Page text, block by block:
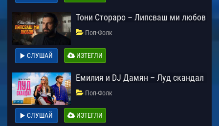
Тони Стораро – Липсваш ми любов
Поп-Фолк
СЛУШАЙ ИЗТЕГЛИ
Емилия и DJ Дамян – Луд скандал
Поп-Фолк
СЛУШАЙ ИЗТЕГЛИ